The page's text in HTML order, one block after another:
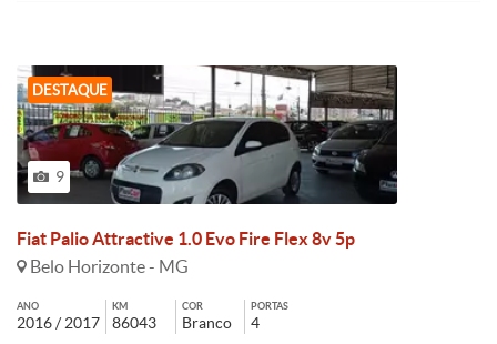
DESTAQUE
9
Fiat Palio Attractive 1.0 Evo Fire Flex 8v 5p
Belo Horizonte - MG
ANO
2016 / 2017
KM
86043
COR
Branco
PORTAS
4